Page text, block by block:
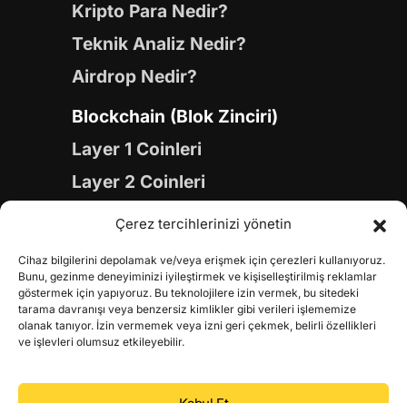
Çerez tercihlerinizi yönetin
Cihaz bilgilerini depolamak ve/veya erişmek için çerezleri kullanıyoruz.
Bunu, gezinme deneyiminizi iyileştirmek ve kişiselleştirilmiş reklamlar
göstermek için yapıyoruz. Bu teknolojilere izin vermek, bu sitedeki
tarama davranışı veya benzersiz kimlikler gibi verileri işlememize
olanak tanıyor. İzin vermemek veya izni geri çekmek, belirli özellikleri
ve işlevleri olumsuz etkileyebilir.
Kripto Para Nedir?
Teknik Analiz Nedir?
Airdrop Nedir?
Blockchain (Blok Zinciri)
Layer 1 Coinleri
Layer 2 Coinleri
Yapay Zeka (AI) Coinleri
Gaming Coinleri
RWA Coinleri
DeFi Coinleri
DePIN Coinleri